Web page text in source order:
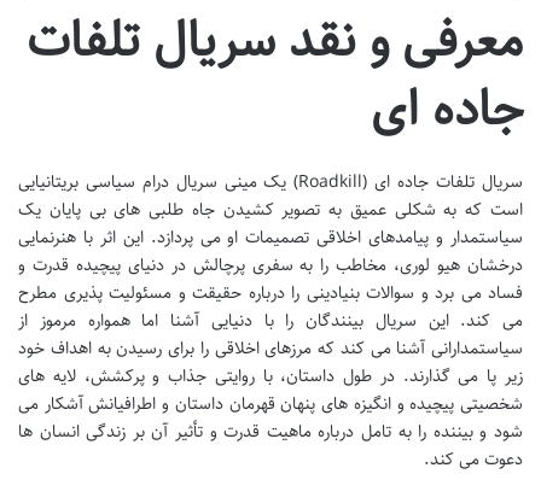
معرفی و نقد سریال تلفات
جاده ای
سریال تلفات جاده ای (Roadkill) یک مینی سریال درام سیاسی بریتانیایی
است که به شکلی عمیق به تصویر کشیدن جاه طلبی های بی پایان یک
سیاستمدار و پیامدهای اخلاقی تصمیمات او می پردازد. این اثر با هنرنمایی
درخشان هیو لوری، مخاطب را به سفری پرچالش در دنیای پیچیده قدرت و
فساد می برد و سوالات بنیادینی را درباره حقیقت و مسئولیت پذیری مطرح
می کند. این سریال بینندگان را با دنیایی آشنا اما همواره مرموز از
سیاستمدارانی آشنا می کند که مرزهای اخلاقی را برای رسیدن به اهداف خود
زیر پا می گذارند. در طول داستان، با روایتی جذاب و پرکشش، لایه های
شخصیتی پیچیده و انگیزه های پنهان قهرمان داستان و اطرافیانش آشکار می
شود و بیننده را به تامل درباره ماهیت قدرت و تأثیر آن بر زندگی انسان ها
دعوت می کند.